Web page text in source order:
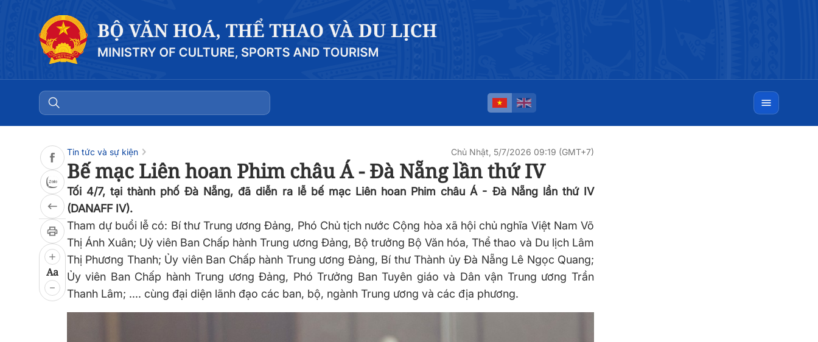
Aa
Tin tức và sự kiện Chủ Nhật, 5/7/2026 09:19 (GMT+7)
Bế mạc Liên hoan Phim châu Á - Đà Nẵng lần thứ IV
Tối 4/7, tại thành phố Đà Nẵng, đã diễn ra lễ bế mạc Liên hoan Phim châu Á - Đà Nẵng lần thứ IV
(DANAFF IV).
Tham dự buổi lễ có: Bí thư Trung ương Đảng, Phó Chủ tịch nước Cộng hòa xã hội chủ nghĩa Việt Nam Võ
Thị Ánh Xuân; Uỷ viên Ban Chấp hành Trung ương Đảng, Bộ trưởng Bộ Văn hóa, Thể thao và Du lịchLâm
Thị Phương Thanh; Ủy viên Ban Chấp hành Trung ương Đảng, Bí thư Thành ủy Đà Nẵng Lê Ngọc Quang;
Ủy viên Ban Chấp hành Trung ương Đảng, Phó Trưởng Ban Tuyên giáo và Dân vận Trung ương Trần
Thanh Lâm; .... cùng đại diện lãnh đạo các ban, bộ, ngành Trung ương và các địa phương.
0:00 0:00